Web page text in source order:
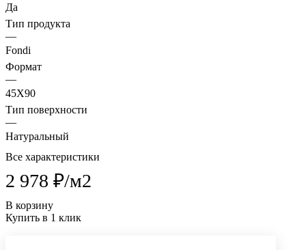
Да
Тип продукта
—
Fondi
Формат
—
45X90
Тип поверхности
—
Натуральный
Все характеристики
2 978 ₽/м2
В корзину
Купить в 1 клик